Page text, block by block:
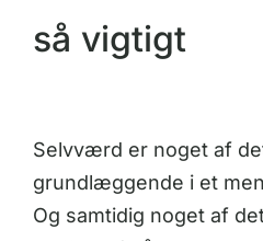
så vigtigt
Selvværd er noget af
grundlæggende i et
Og samtidig noget af